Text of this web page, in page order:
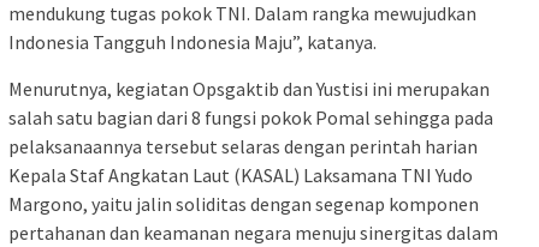
mendukung tugas pokok TNI. Dalam rangka mewujudkan
Indonesia Tangguh Indonesia Maju”, katanya.
Menurutnya, kegiatan Opsgaktib dan Yustisi ini merupakan
salah satu bagian dari 8 fungsi pokok Pomal sehingga pada
pelaksanaannya tersebut selaras dengan perintah harian
Kepala Staf Angkatan Laut (KASAL) Laksamana TNI Yudo
Margono, yaitu jalin soliditas dengan segenap komponen
pertahanan dan keamanan negara menuju sinergitas dalam